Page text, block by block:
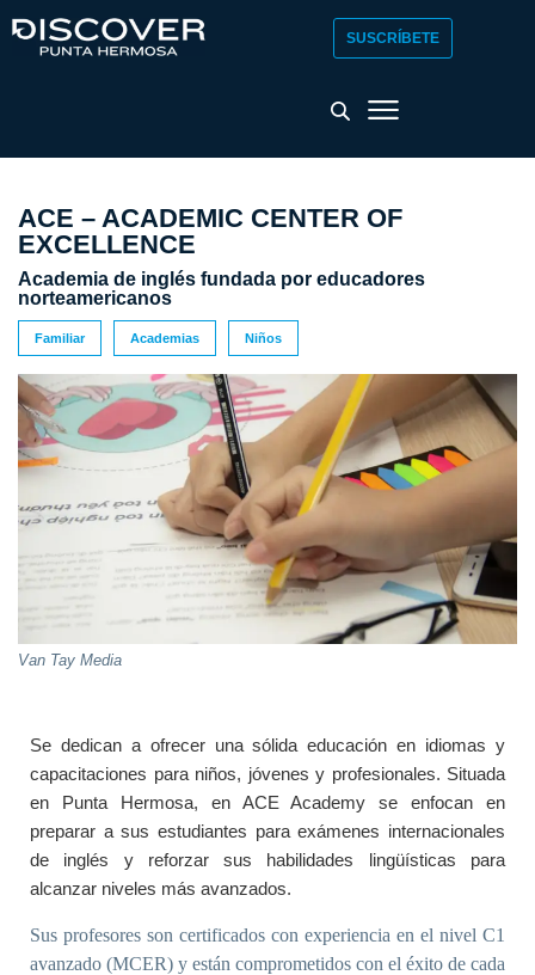
SUSCRÍBETE
ACE – ACADEMIC CENTER OF
EXCELLENCE
Academia de inglés fundada por educadores
norteamericanos
Familiar Academias Niños
Van Tay Media
Se dedican a ofrecer una sólida educación en idiomas y
capacitaciones para niños, jóvenes y profesionales. Situada
en Punta Hermosa, en ACE Academy se enfocan en
preparar a sus estudiantes para exámenes internacionales
de inglés y reforzar sus habilidades lingüísticas para
alcanzar niveles más avanzados.
Sus profesores son certificados con experiencia en el nivel C1
avanzado (MCER) y están comprometidos con el éxito de cada